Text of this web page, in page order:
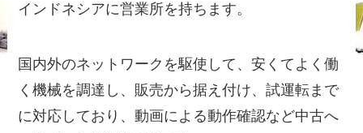
インドネシアに営業所を持ちます。
国内外のネットワークを駆使して、安くてよく働
く機械を調達し、販売から据え付け、試運転まで
に対応しており、動画による動作確認など中古へ